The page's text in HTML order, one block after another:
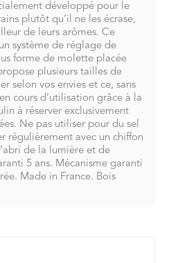
développé pour le
plutôt qu’il ne les écrase,
de leurs arômes. Ce
système de réglage de
forme de molette placée
plusieurs tailles de
selon vos envies et ce, sans
cours d’utilisation grâce à la
à réserver exclusivement
Ne pas utiliser pour du sel
régulièrement avec un chiffon
de la lumière et de
5 ans. Mécanisme garanti
Made in France. Bois